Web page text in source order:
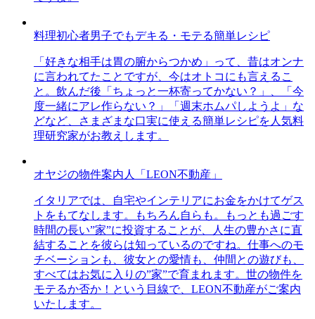
料理初心者男子でもデキる・モテる簡単レシピ
「好きな相手は胃の腑からつかめ」って、昔はオンナ
に言われてたことですが、今はオトコにも言えるこ
と。飲んだ後「ちょっと一杯寄ってかない？」、「今
度一緒にアレ作らない？」「週末ホムパしようよ」な
どなど、さまざまな口実に使える簡単レシピを人気料
理研究家がお教えします。
オヤジの物件案内人「LEON不動産」
イタリアでは、自宅やインテリアにお金をかけてゲス
トをもてなします。もちろん自らも。もっとも過ごす
時間の長い”家”に投資することが、人生の豊かさに直
結することを彼らは知っているのですね。仕事へのモ
チベーションも、彼女との愛情も、仲間との遊びも、
すべてはお気に入りの”家”で育まれます。世の物件を
モテるか否か！という目線で、LEON不動産がご案内
いたします。